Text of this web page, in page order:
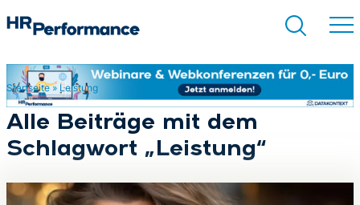
Suchen
Startseite» Leistung
Alle Beiträge mit dem
Schlagwort „Leistung“